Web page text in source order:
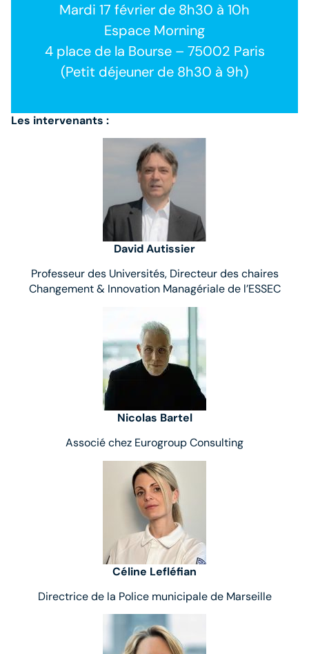
Mardi 17 février de 8h30 à 10h
Espace Morning
4 place de la Bourse – 75002 Paris
(Petit déjeuner de 8h30 à 9h)
Les intervenants :
David Autissier
Professeur des Universités, Directeur des chaires
Changement & Innovation Managériale de l’ESSEC
Nicolas Bartel
Associé chez Eurogroup Consulting
Céline Lefléfian
Directrice de la Police municipale de Marseille